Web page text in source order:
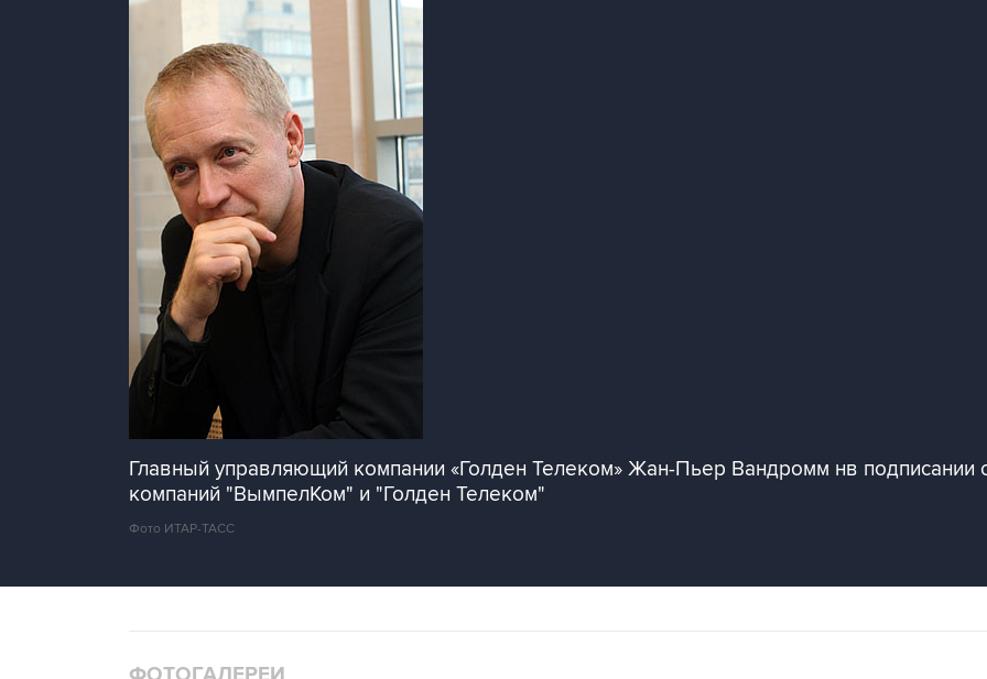
Главный управляющий компании «Голден Телеком» Жан-Пьер Вандромм нв подписании
компаний "ВымпелКом" и "Голден Телеком"
Фото ИТАР-ТАСС